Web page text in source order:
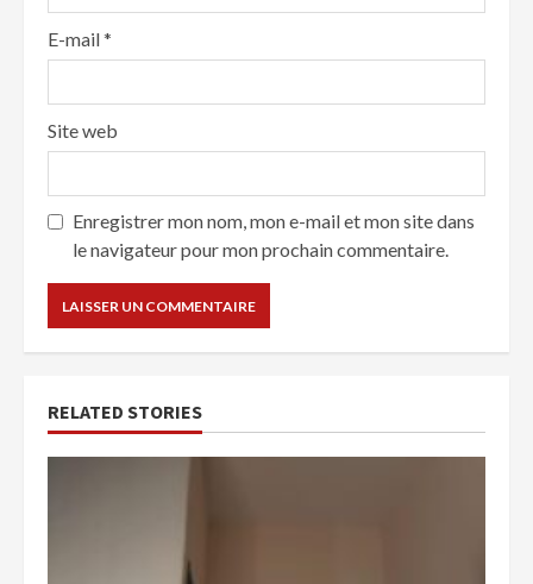
E-mail*
Site web
Enregistrer mon nom, mon e-mail et mon site dans
le navigateur pour mon prochain commentaire.
RELATED STORIES